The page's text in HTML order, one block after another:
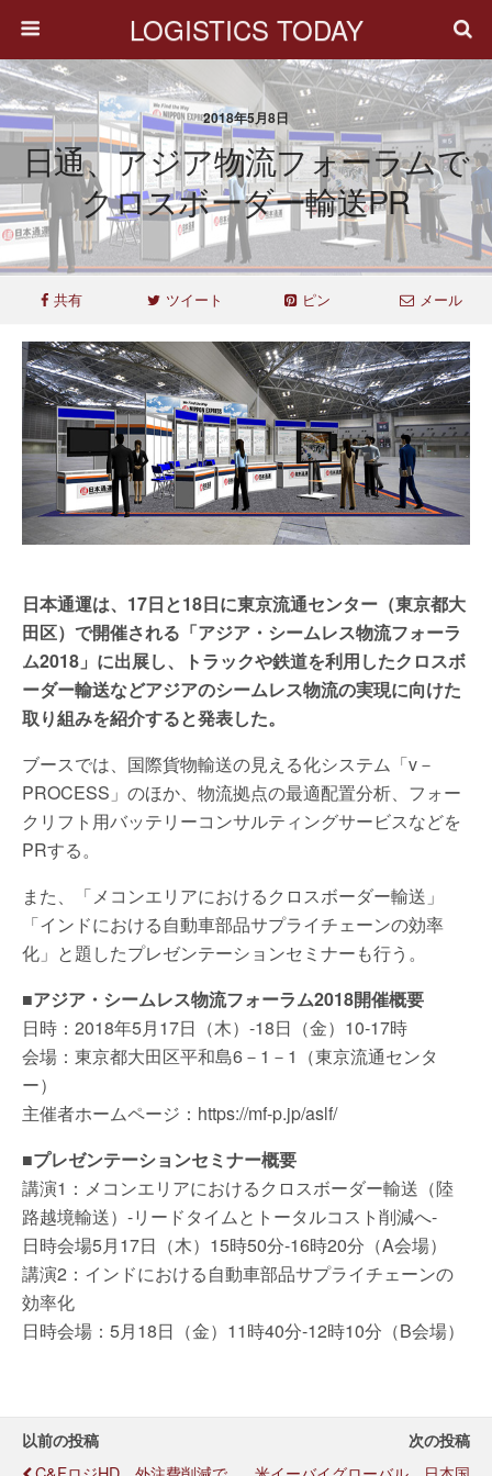
LOGISTICS TODAY
2018年5月8日
日通、アジア物流フォーラムで
クロスボーダー輸送PR
共有 ツイート ピン メール
日本通運は、17日と18日に東京流通センター（東京都大
田区）で開催される「アジア・シームレス物流フォーラ
ム2018」に出展し、トラックや鉄道を利用したクロスボ
ーダー輸送などアジアのシームレス物流の実現に向けた
取り組みを紹介すると発表した。
ブースでは、国際貨物輸送の見える化システム「v－
PROCESS」のほか、物流拠点の最適配置分析、フォー
クリフト用バッテリーコンサルティングサービスなどを
PRする。
また、「メコンエリアにおけるクロスボーダー輸送」
「インドにおける自動車部品サプライチェーンの効率
化」と題したプレゼンテーションセミナーも行う。
■アジア・シームレス物流フォーラム2018開催概要
日時：2018年5月17日（木）-18日（金）10-17時
会場：東京都大田区平和島6－1－1（東京流通センタ
ー）
主催者ホームページ：https://mf-p.jp/aslf/
■プレゼンテーションセミナー概要
講演1：メコンエリアにおけるクロスボーダー輸送（陸
路越境輸送）-リードタイムとトータルコスト削減へ-
日時会場5月17日（木）15時50分-16時20分（A会場）
講演2：インドにおける自動車部品サプライチェーンの
効率化
日時会場：5月18日（金）11時40分-12時10分（B会場）
以前の投稿 次の投稿